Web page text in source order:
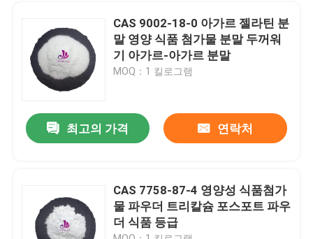
품질 관리
뉴스
인용문을 요구하세요
천연 식물 소재 추출물
CAS 9002-18-0 아가르 젤라틴 분
말 영양 식품 첨가물 분말 두꺼워
기 아가르-아가르 분말
MOQ：1 킬로그램
최고의 가격 연락처
CAS 7758-87-4 영양성 식품첨가
물 파우더 트리칼슘 포스포트 파우
더 식품 등급